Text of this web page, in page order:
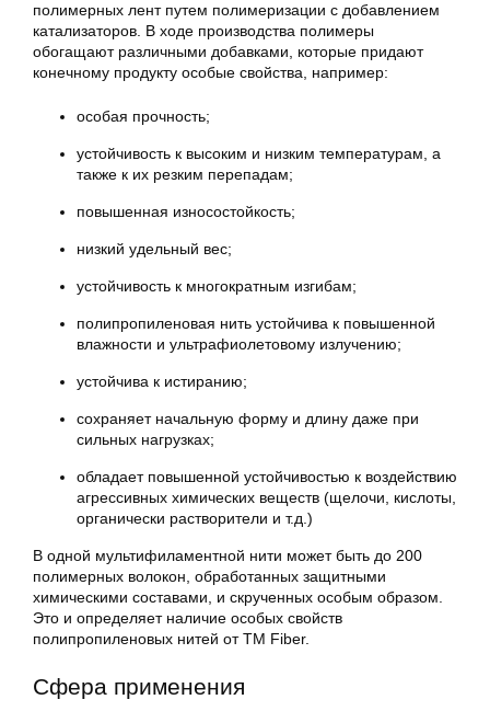
полимерных лент путем полимеризации с добавлением
катализаторов. В ходе производства полимеры
обогащают различными добавками, которые придают
конечному продукту особые свойства, например:
особая прочность;
устойчивость к высоким и низким температурам, а
также к их резким перепадам;
повышенная износостойкость;
низкий удельный вес;
устойчивость к многократным изгибам;
полипропиленовая нить устойчива к повышенной
влажности и ультрафиолетовому излучению;
устойчива к истиранию;
сохраняет начальную форму и длину даже при
сильных нагрузках;
обладает повышенной устойчивостью к воздействию
агрессивных химических веществ (щелочи, кислоты,
органически растворители и т.д.)
В одной мультифиламентной нити может быть до 200
полимерных волокон, обработанных защитными
химическими составами, и скрученных особым образом.
Это и определяет наличие особых свойств
полипропиленовых нитей от ТМ Fiber.
Сфера применения